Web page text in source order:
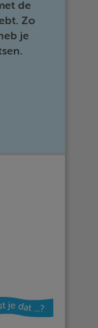
de
Zo
je